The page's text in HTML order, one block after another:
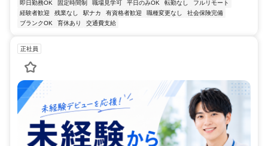
即日勤務OK
固定時間制 職場見学可 平日のみOK 転勤なし
フルリモート
経験者歓迎
残業なし 駅ナカ 有資格者歓迎 職種変更なし
社会保険完備
ブランクOK
育休あり 交通費支給
正社員